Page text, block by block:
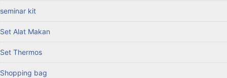
seminar kit
Set Alat Makan
Set Thermos
Shopping bag